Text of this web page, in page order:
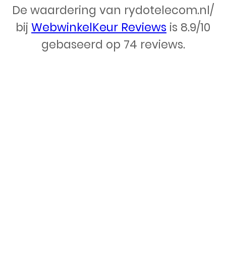
Webdesign – Rydo Telecom
De waardering van rydotelecom.nl/
bij WebwinkelKeur Reviews is 8.9/10
gebaseerd op 74 reviews.